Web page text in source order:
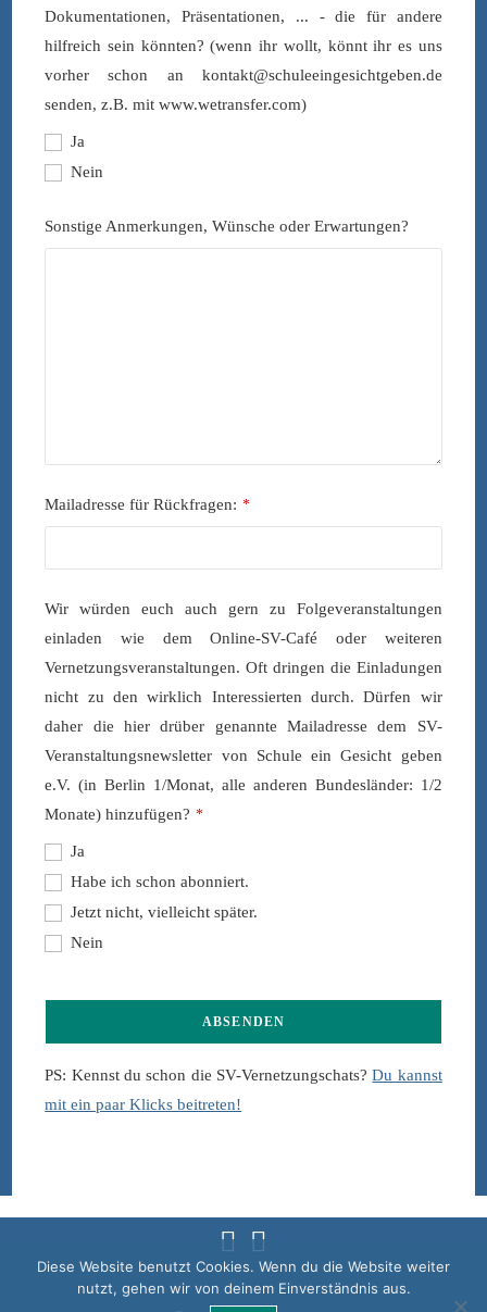
Dokumentationen, Präsentationen, ... - die für andere
hilfreich sein könnten? (wenn ihr wollt, könnt ihr es uns
vorher schon an kontakt@schuleeingesichtgeben.de
senden, z.B. mit www.wetransfer.com)
Ja
Nein
Business
Email
Sonstige Anmerkungen, Wünsche oder Erwartungen?
Mailadresse für Rückfragen: *
Wir würden euch auch gern zu Folgeveranstaltungen
einladen wie dem Online-SV-Café oder weiteren
Vernetzungsveranstaltungen. Oft dringen die Einladungen
nicht zu den wirklich Interessierten durch. Dürfen wir
daher die hier drüber genannte Mailadresse dem SV-
Veranstaltungsnewsletter von Schule ein Gesicht geben
e.V. (in Berlin 1/Monat, alle anderen Bundesländer: 1/2
Monate) hinzufügen? *
Ja
Habe ich schon abonniert.
Jetzt nicht, vielleicht später.
Nein
ABSENDEN
PS: Kennst du schon die SV-Vernetzungschats?Du kannst
mit ein paar Klicks beitreten!
Opens
in
Opens
in
Diese Website benutzt Cookies. Wenn du die Website weiter
nutzt, gehen wir von deinem Einverständnis aus.